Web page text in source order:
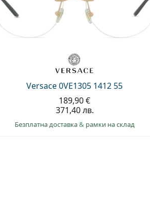
Versace 0VE1305 1412 55
189,90 €
371,40 лв.
Безплатна доставка& рамки на склад